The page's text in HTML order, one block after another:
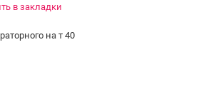
в закладки
на т 40